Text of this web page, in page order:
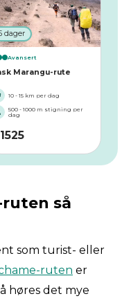
dager
Avansert
Marangu-rute
10 - 15 km per dag
500 - 1000 m stigning per
dag
1525
så
som turist- eller
ruten er
høres det mye